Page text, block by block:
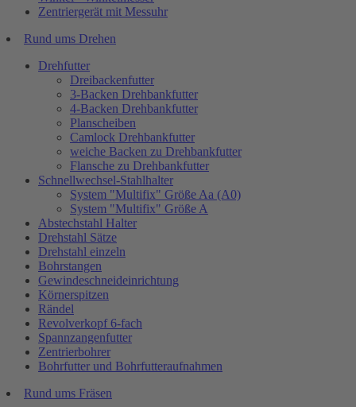
Zentriergerät mit Messuhr
Rund ums Drehen
Drehfutter
Dreibackenfutter
3-Backen Drehbankfutter
4-Backen Drehbankfutter
Planscheiben
Camlock Drehbankfutter
weiche Backen zu Drehbankfutter
Flansche zu Drehbankfutter
Schnellwechsel-Stahlhalter
System "Multifix" Größe Aa (A0)
System "Multifix" Größe A
Abstechstahl Halter
Drehstahl Sätze
Drehstahl einzeln
Bohrstangen
Gewindeschneideinrichtung
Körnerspitzen
Rändel
Revolverkopf 6-fach
Spannzangenfutter
Zentrierbohrer
Bohrfutter und Bohrfutteraufnahmen
Rund ums Fräsen